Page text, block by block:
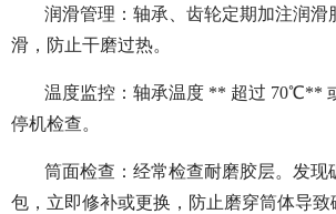
润滑管理：轴承、齿轮定期加注润滑
滑，防止干磨过热。
温度监控：轴承温度 ** 超过 70℃**
停机检查。
筒面检查：经常检查耐磨胶层。发现
包，立即修补或更换，防止磨穿筒体导致